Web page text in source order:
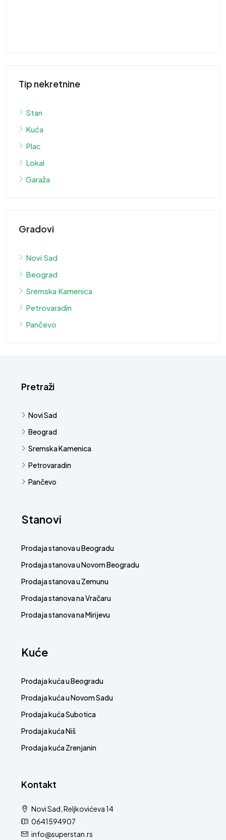
Tip nekretnine
Stan
Kuća
Plac
Lokal
Garaža
Gradovi
Novi Sad
Beograd
Sremska Kamenica
Petrovaradin
Pančevo
Pretraži
Novi Sad
Beograd
Sremska Kamenica
Petrovaradin
Pančevo
Stanovi
Prodaja stanova u Beogradu
Prodaja stanova u Novom Beogradu
Prodaja stanova u Zemunu
Prodaja stanova na Vračaru
Prodaja stanova na Mirijevu
Kuće
Prodaja kuća u Beogradu
Prodaja kuća u Novom Sadu
Prodaja kuća Subotica
Prodaja kuća Niš
Prodaja kuća Zrenjanin
Kontakt
Novi Sad, Reljkovićeva 14
0641594907
info@superstan.rs